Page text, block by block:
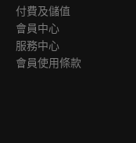
付費及儲值
會員中心
服務中心
會員使用條款